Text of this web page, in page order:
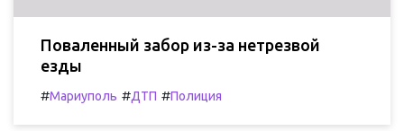
Поваленный забор из-за нетрезвой
езды
#Мариуполь #ДТП #Полиция